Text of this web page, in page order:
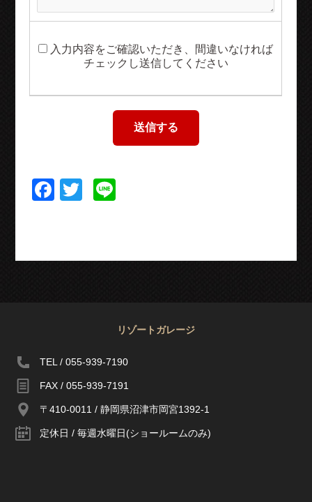
入力内容をご確認いただき、間違いなければ
チェックし送信してください
Facebook
Twitter
リゾートガレージ
TEL / 055-939-7190
FAX / 055-939-7191
〒410-0011 / 静岡県沼津市岡宮1392-1
定休日 / 毎週水曜日(ショールームのみ)